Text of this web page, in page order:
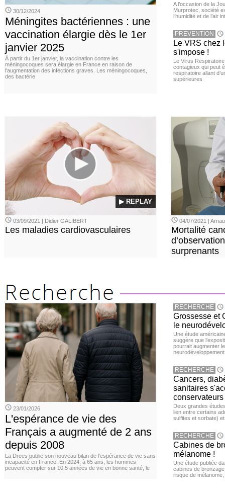
30/12/2024
Méningites bactériennes : une
vaccination élargie dès le 1er
janvier 2025
À partir du 1er janvier, la vaccination contre les
méningocoques sera élargie en France en raison de
l'augmentation des infections graves. Les méningocoques,
des bactérie
A l’occasion de la
Murprotec, société
l’humidité et de l’air
PREVENTION
Le VRS chez
s'impose !
Le Virus
contagieux qui peut
respiratoire allant
supérieures
▶ REPLAY
03/09/2021 | Didier GALIBERT
Les maladies cardiovasculaires
04/07/2021 |
Mortalité
surprenants
23/01/2026
L'espérance de vie des
Français a augmenté de 2 ans
depuis 2008
La Drees publie son nouveau bilan de l’espérance de vie sans
incapacité en France. En 2024, à 65 ans, les hommes
peuvent compter sur 10,5 années de vie en bonne santé, le
RECHERCHE
Grossesse et
le
Une étude
suggère que
pourrait augmenter
neurodéveloppement
RECHERCHE
Cancers,
sanitaires
conservateurs
Deux grandes
lien entre certains
sulfites et sorbate)
RECHERCHE
Cabines de
mélanome !
Une étude publiée
cabines de
risque de